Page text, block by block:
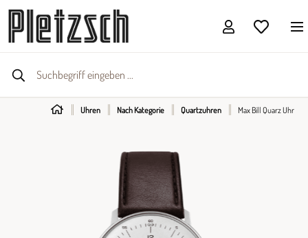
Uhren Nach Kategorie Quartzuhren Max Bill Quarz Uhr